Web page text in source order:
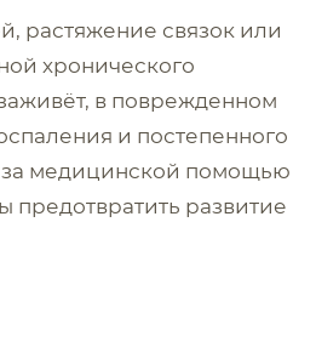
растяжение связок или
хронического
в поврежденном
и постепенного
за медицинской помощью
предотвратить развитие